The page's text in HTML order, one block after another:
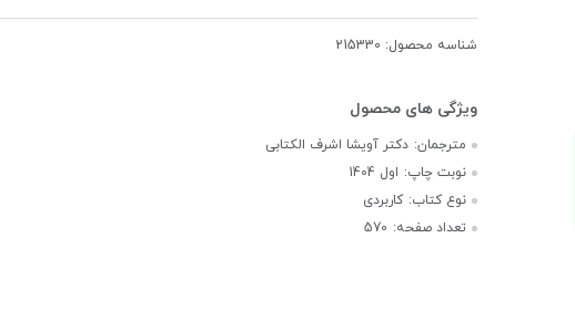
شناسه محصول: 215330
مترجمان: دکتر آویشا اشرف الکتابی
نوبت چاپ: اول 1404
نوع کتاب: کاربردی
تعداد صفحه: 570